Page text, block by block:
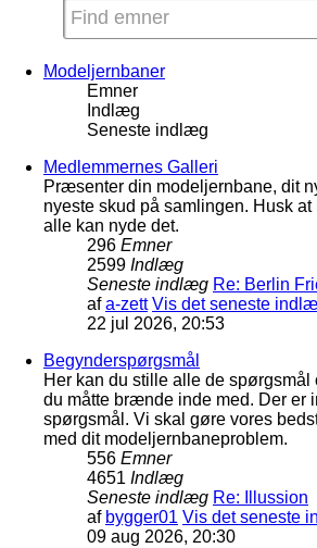
Modeljernbaner
Emner
Indlæg
Seneste indlæg
Medlemmernes Galleri
Præsenter din modeljernbane, dit
nyeste skud på samlingen. Husk
alle kan nyde det.
296 Emner
2599 Indlæg
Seneste indlæg Re: Berlin
afa-zett Vis det seneste
22 jul 2026, 20:53
Begynderspørgsmål
Her kan du stille alle de spørgsmål
du måtte brænde inde med. Der er
spørgsmål. Vi skal gøre vores
med dit modeljernbaneproblem.
556 Emner
4651 Indlæg
Seneste indlæg Re: Illussion
af bygger01 Vis det seneste
09 aug 2026, 20:30